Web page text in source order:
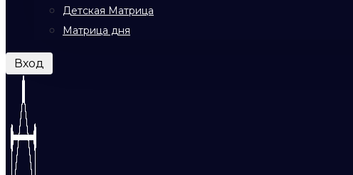
Детская Матрица
Матрица дня
Вход